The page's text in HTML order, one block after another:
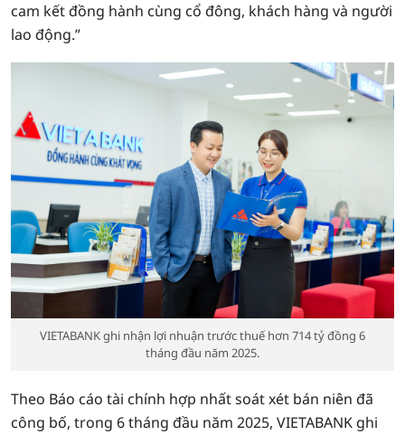
cam kết đồng hành cùng cổ đông, khách hàng và người
lao động.”
VIETABANK ghi nhận lợi nhuận trước thuế hơn 714 tỷ đồng 6
tháng đầu năm 2025.
Theo Báo cáo tài chính hợp nhất soát xét bán niên đã
công bố, trong 6 tháng đầu năm 2025, VIETABANK ghi